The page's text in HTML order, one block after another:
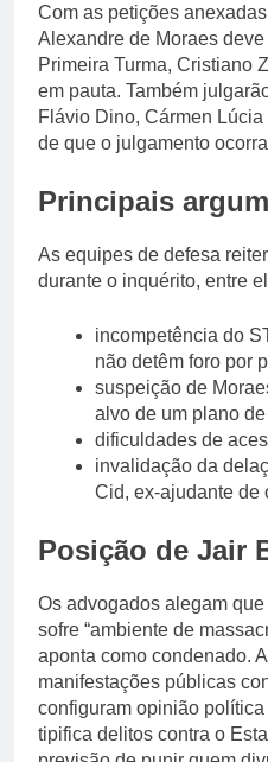
Com as petições
Alexandre de Moraes
Primeira Turma, Cristiano
em pauta. Também
Flávio Dino, Cármen
de que o julgamento
Principais
As equipes de defesa
durante o inquérito, entre
incompetência do
não detêm foro por
suspeição de
alvo de um plano
dificuldades de
invalidação da
Cid, ex-ajudante de
Posição de Jair
Os advogados alegam
sofre “ambiente de
aponta como condenado.
manifestações públicas
configuram opinião
tipifica delitos contra o